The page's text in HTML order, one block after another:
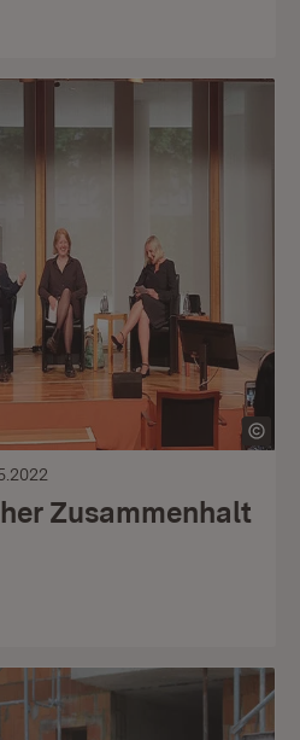
Zusammenhalt